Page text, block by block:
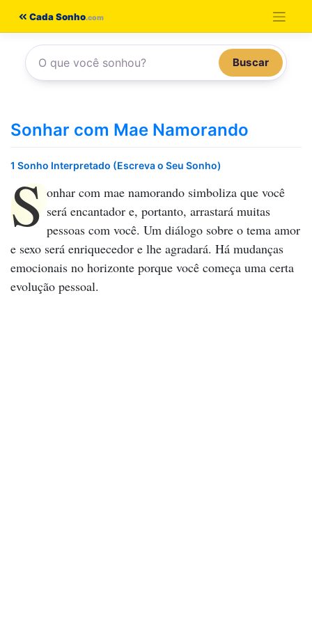
conteúdo
Cada Sonho
Buscar
Sonhar com Mae Namorando
1 Sonho Interpretado (Escreva o Seu Sonho)
S onhar com mae namorando simboliza que você
será encantador e, portanto, arrastará muitas
pessoas com você. Um diálogo sobre o tema amor
e sexo será enriquecedor e lhe agradará. Há mudanças
emocionais no horizonte porque você começa uma certa
evolução pessoal.